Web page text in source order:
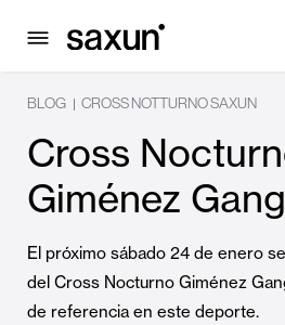
BLOG | CROSS NOTTURNO SAXUN
Cross
Giménez
El próximo sábado 24 de enero
del Cross Nocturno Giménez
de referencia en este deporte.